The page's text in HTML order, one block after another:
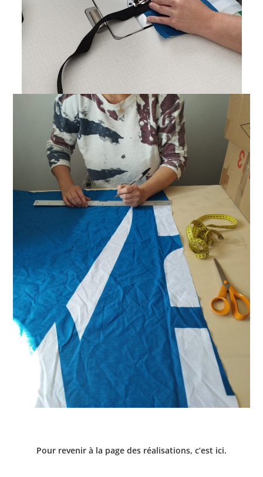
Pour revenir à la page des réalisations, c’est ici.